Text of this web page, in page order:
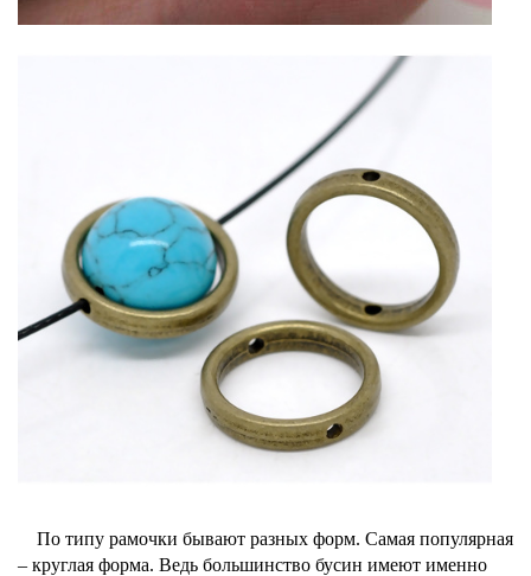
По типу рамочки бывают разных форм. Самая популярная
– круглая форма. Ведь большинство бусин имеют именно